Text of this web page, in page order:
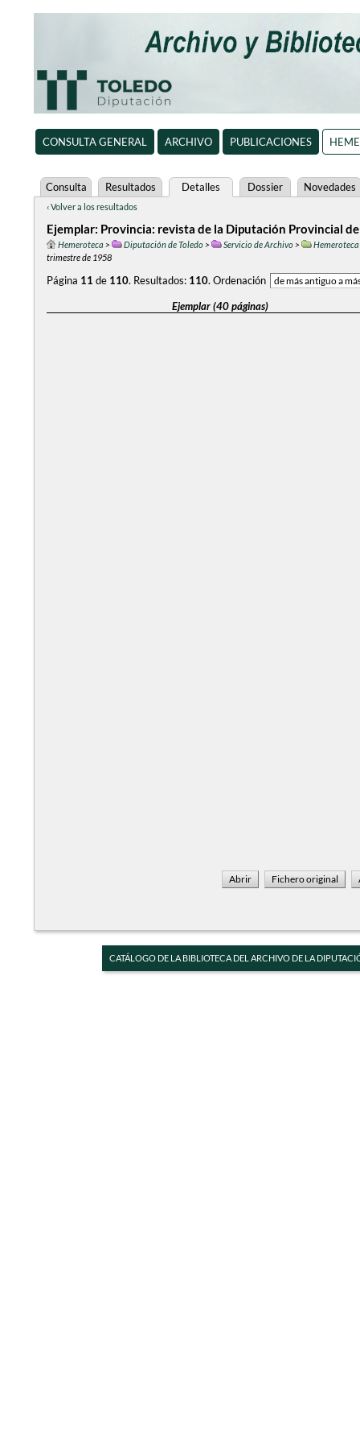
CONSULTA GENERAL ARCHIVO PUBLICACIONES
Consulta Resultados Detalles Dossier Novedades
‹ Volver a los resultados
Ejemplar: Provincia: revista de la Diputación Provincial
Hemeroteca > Diputación de Toledo> Servicio de Archivo> Hemeroteca
trimestre de 1958
Página 11 de 110. Resultados: 110. Ordenación
Ejemplar (40 páginas)
CATÁLOGO DE LA BIBLIOTECA DEL ARCHIVO DE LA